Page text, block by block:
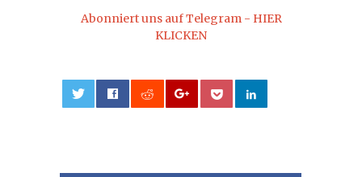
Abonniert uns auf Telegram - HIER
KLICKEN